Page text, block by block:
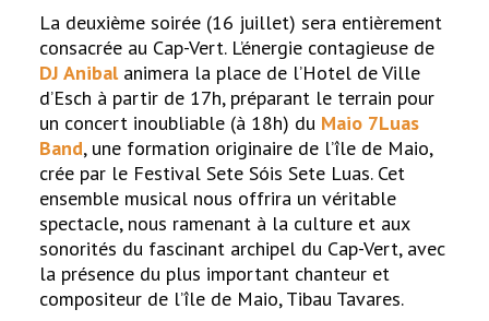
La deuxième soirée (16 juillet) sera entièrement
consacrée au Cap-Vert. L’énergie contagieuse de
DJ Anibalanimera la place de l’Hotel de Ville
d’Esch à partir de 17h, préparant le terrain pour
un concert inoubliable (à 18h) du Maio 7Luas
Band, une formation originaire de l’île de Maio,
crée par le Festival Sete Sóis Sete Luas. Cet
ensemble musical nous offrira un véritable
spectacle, nous ramenant à la culture et aux
sonorités du fascinant archipel du Cap-Vert, avec
la présence du plus important chanteur et
compositeur de l’île de Maio, Tibau Tavares.